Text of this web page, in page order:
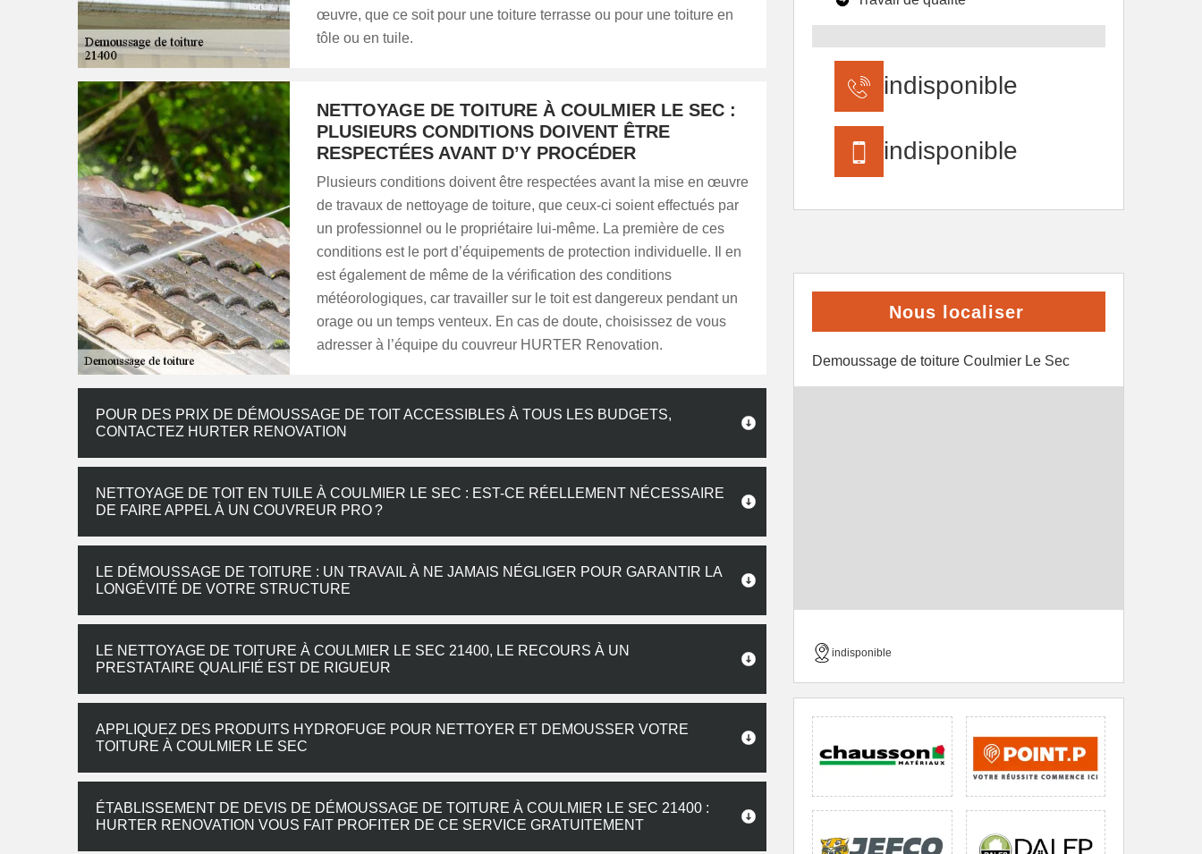
œuvre, que ce soit pour une toiture terrasse ou pour une toiture en
tôle ou en tuile.
NETTOYAGE DE TOITURE À COULMIER LE SEC :
PLUSIEURS CONDITIONS DOIVENT ÊTRE
RESPECTÉES AVANT D’Y PROCÉDER
Plusieurs conditions doivent être respectées avant la mise en œuvre
de travaux de nettoyage de toiture, que ceux-ci soient effectués par
un professionnel ou le propriétaire lui-même. La première de ces
conditions est le port d’équipements de protection individuelle. Il en
est également de même de la vérification des conditions
météorologiques, car travailler sur le toit est dangereux pendant un
orage ou un temps venteux. En cas de doute, choisissez de vous
adresser à l’équipe du couvreur HURTER Renovation.
POUR DES PRIX DE DÉMOUSSAGE DE TOIT ACCESSIBLES À TOUS LES BUDGETS,
CONTACTEZ HURTER RENOVATION
NETTOYAGE DE TOIT EN TUILE À COULMIER LE SEC : EST-CE RÉELLEMENT NÉCESSAIRE
DE FAIRE APPEL À UN COUVREUR PRO ?
LE DÉMOUSSAGE DE TOITURE : UN TRAVAIL À NE JAMAIS NÉGLIGER POUR GARANTIR LA
LONGÉVITÉ DE VOTRE STRUCTURE
LE NETTOYAGE DE TOITURE À COULMIER LE SEC 21400, LE RECOURS À UN
PRESTATAIRE QUALIFIÉ EST DE RIGUEUR
APPLIQUEZ DES PRODUITS HYDROFUGE POUR NETTOYER ET DEMOUSSER VOTRE
TOITURE À COULMIER LE SEC
ÉTABLISSEMENT DE DEVIS DE DÉMOUSSAGE DE TOITURE À COULMIER LE SEC 21400 :
HURTER RENOVATION VOUS FAIT PROFITER DE CE SERVICE GRATUITEMENT
indisponible
indisponible
Nous localiser
Demoussage de toiture Coulmier Le Sec
indisponible